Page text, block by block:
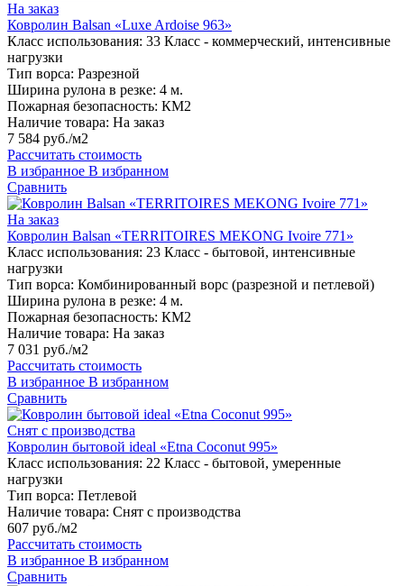
На заказ
Ковролин Balsan «Luxe Ardoise 963»
Класс использования: 33 Класс - коммерческий, интенсивные
нагрузки
Тип ворса: Разрезной
Ширина рулона в резке: 4 м.
Пожарная безопасность: КМ2
Наличие товара: На заказ
7 584 руб./м2
Рассчитать стоимость
В избранное В избранном
Сравнить
На заказ
Ковролин Balsan «TERRITOIRES MEKONG Ivoire 771»
Класс использования: 23 Класс - бытовой, интенсивные
нагрузки
Тип ворса: Комбинированный ворс (разрезной и петлевой)
Ширина рулона в резке: 4 м.
Пожарная безопасность: КМ2
Наличие товара: На заказ
7 031 руб./м2
Рассчитать стоимость
В избранное В избранном
Сравнить
Снят с производства
Ковролин бытовой ideal «Etna Coconut 995»
Класс использования: 22 Класс - бытовой, умеренные
нагрузки
Тип ворса: Петлевой
Наличие товара: Снят с производства
607 руб./м2
Рассчитать стоимость
В избранное В избранном
Сравнить